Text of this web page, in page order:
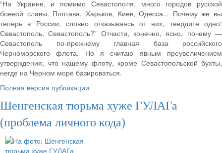
“На Украине, и помимо Севастополя, много городов русской
боевой славы. Полтава, Харьков, Киев, Одесса... Почему же вы
теперь в России, словно отказываясь от них, твердите одно:
Севастополь, Севастополь?” Отчасти, конечно, ясно, почему —
Севастополь по-прежнему главная база российского
Черноморского флота. Но я считаю явным преувеличением
утверждения, что нашему флоту, кроме Севастопольской бухты,
негде на Черном море базироваться.
Полная версия публикации
Шенгенская тюрьма хуже ГУЛАГа
(проблема личного кода)